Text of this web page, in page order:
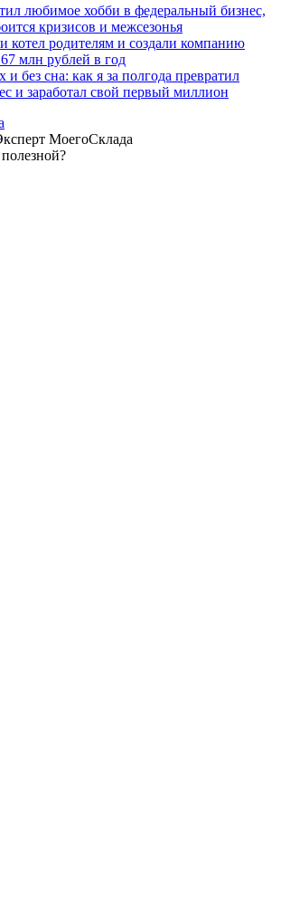
любимое хобби в федеральный бизнес,
кризисов и межсезонья
родителям и создали компанию
млн рублей в год
и без сна: как я за полгода превратил
и заработал свой первый миллион
МоегоСклада